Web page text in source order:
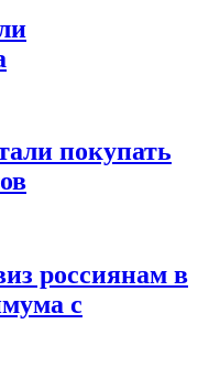
покупать
россиянам в
с